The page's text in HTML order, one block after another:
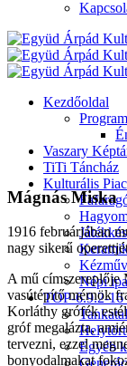
Kezdőoldal
Program
Vaszary
TiTi Táncház
Kulturális Piac
Népi
TOP-6.9.2-16
Egyéb
Mágnás Miska
1916 februárjában
nagy sikerű
A mű címszereplője
vasútépítő mérnök
Korláthy grófék
gróf megalázta,
tervezni, ezzel
bonyodalmakat